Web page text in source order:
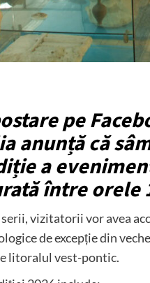
pe
anunță că
a
între orele
vizitatorii vor avea
de excepție din
litoralul vest-pontic.